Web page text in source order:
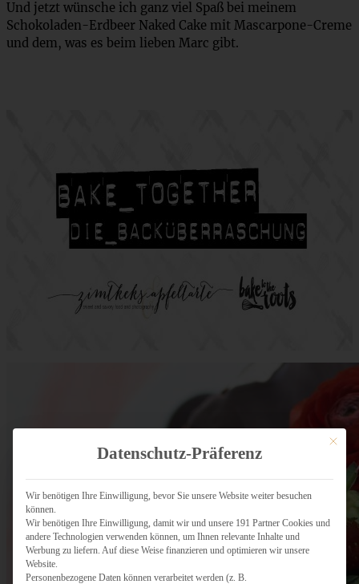
Und jetzt wünsche ich ganz viel Spaß bei meinem
Schokoladen-Erdbeer Naked Cake mit Mascarpone-Creme
und dem, was es beim lieben Marc gibt.
Mit
Datenschutz-Präferenz
Wir benötigen Ihre Einwilligung, bevor Sie unsere Website weiter besuchen
können.
Wir benötigen Ihre Einwilligung, damit wir und unsere 191 Partner Cookies und
andere Technologien verwenden können, um Ihnen relevante Inhalte und
Werbung zu liefern. Auf diese Weise finanzieren und optimieren wir unsere
Website.
Personenbezogene Daten können verarbeitet werden (z. B.